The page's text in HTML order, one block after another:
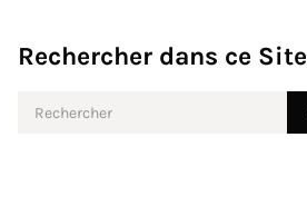
Rechercher dans ce Site